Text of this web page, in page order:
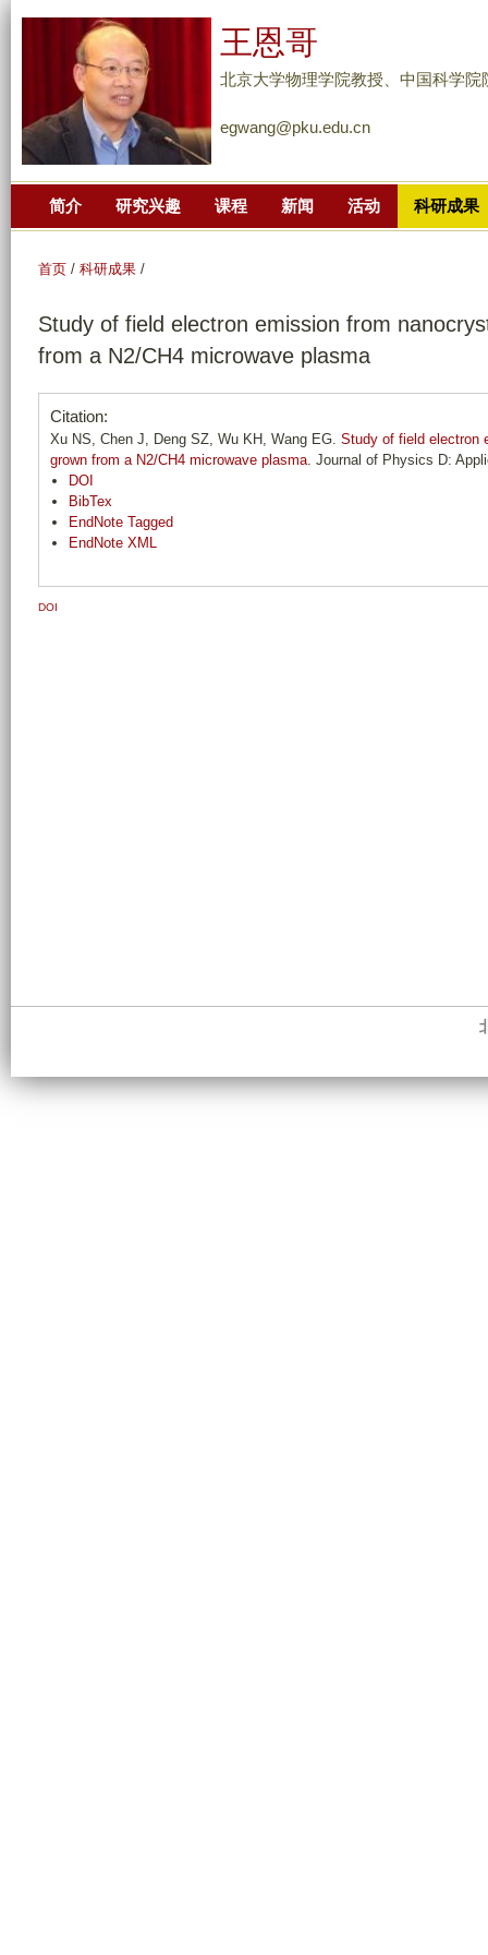
到
主
要
分
王恩哥
北京大学物理学院教授、中国科学
egwang@pku.edu.cn
简介 研究兴趣 课程 新闻 活动 科研成果
首页 / 科研成果 /
Study of field electron emission from
from a N2/CH4 microwave plasma
Citation:
Xu NS, Chen J, Deng SZ, Wu KH, Wang EG. Study of field electron
grown from a N2/CH4 microwave plasma. Journal of Physics D:
DOI
BibTex
EndNote Tagged
EndNote XML
DOI